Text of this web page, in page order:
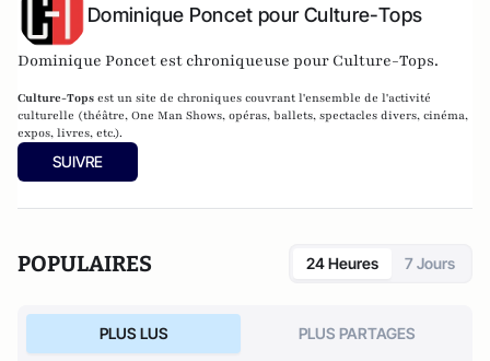
Dominique Poncet pour Culture-Tops
Dominique Poncet est chroniqueuse pour Culture-Tops.
Culture-Tops est un site de chroniques couvrant l'ensemble de l'activité
culturelle (théâtre, One Man Shows, opéras, ballets, spectacles divers, cinéma,
expos, livres, etc.).
SUIVRE
POPULAIRES 24 Heures 7 Jours
PLUS LUS PLUS PARTAGES